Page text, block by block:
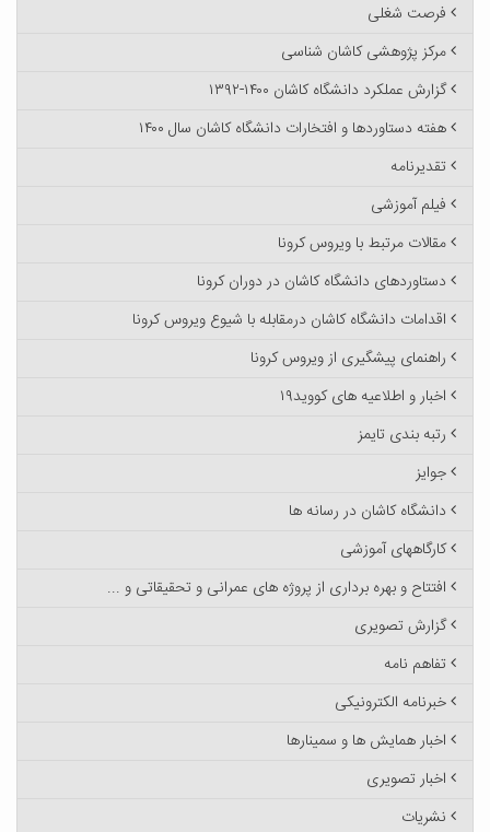
فرصت شغلی
مرکز پژوهشی کاشان شناسی
گزارش عملکرد دانشگاه کاشان ۱۴۰۰-۱۳۹۲
هفته دستاوردها و افتخارات دانشگاه کاشان سال ۱۴۰۰
تقدیرنامه
فیلم آموزشی
مقالات مرتبط با ویروس کرونا
دستاوردهای دانشگاه کاشان در دوران کرونا
اقدامات دانشگاه کاشان درمقابله با شیوع ویروس کرونا
راهنمای پیشگیری از ویروس کرونا
اخبار و اطلاعیه های کووید۱۹
رتبه بندی تایمز
جوایز
دانشگاه کاشان در رسانه ها
کارگاههای آموزشی
افتتاح و بهره برداری از پروژه های عمرانی و تحقیقاتی و ...
گزارش تصویری
تفاهم نامه
خبرنامه الکترونیکی
اخبار همایش ها و سمینارها
اخبار تصویری
نشریات